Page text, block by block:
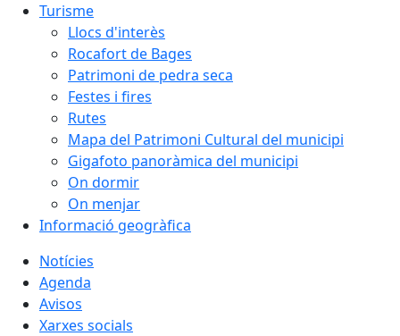
Turisme
Llocs d'interès
Rocafort de Bages
Patrimoni de pedra seca
Festes i fires
Rutes
Mapa del Patrimoni Cultural del municipi
Gigafoto panoràmica del municipi
On dormir
On menjar
Informació geogràfica
Notícies
Agenda
Avisos
Xarxes socials